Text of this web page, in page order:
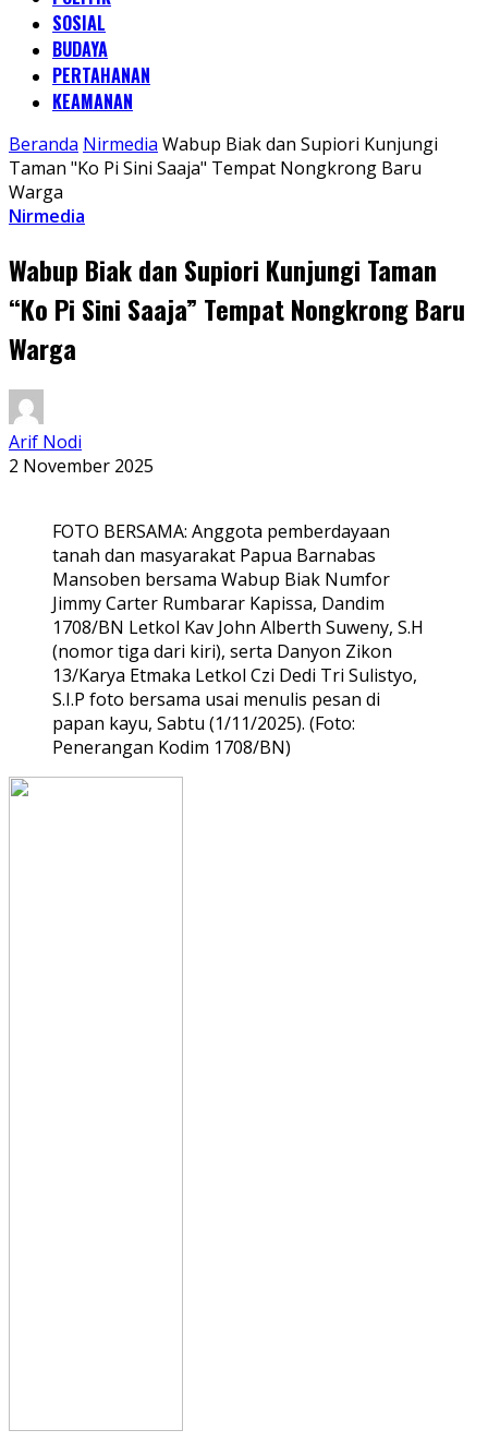
SOSIAL
BUDAYA
PERTAHANAN
KEAMANAN
Beranda Nirmedia Wabup Biak dan Supiori Kunjungi
Taman "Ko Pi Sini Saaja" Tempat Nongkrong Baru
Warga
Nirmedia
Wabup Biak dan Supiori Kunjungi Taman
“Ko Pi Sini Saaja” Tempat Nongkrong Baru
Warga
Arif Nodi
2 November 2025
FOTO BERSAMA: Anggota pemberdayaan
tanah dan masyarakat Papua Barnabas
Mansoben bersama Wabup Biak Numfor
Jimmy Carter Rumbarar Kapissa, Dandim
1708/BN Letkol Kav John Alberth Suweny, S.H
(nomor tiga dari kiri), serta Danyon Zikon
13/Karya Etmaka Letkol Czi Dedi Tri Sulistyo,
S.I.P foto bersama usai menulis pesan di
papan kayu, Sabtu (1/11/2025). (Foto:
Penerangan Kodim 1708/BN)